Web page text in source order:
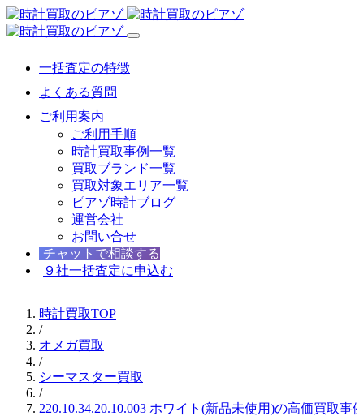
一括査定の特徴
よくある質問
ご利用案内
ご利用手順
時計買取事例一覧
買取ブランド一覧
買取対象エリア一覧
ピアゾ時計ブログ
運営会社
お問い合せ
チャットで相談する
９社一括査定に申込む
時計買取TOP
/
オメガ買取
/
シーマスター買取
/
220.10.34.20.10.003 ホワイト(新品未使用)の高価買取事